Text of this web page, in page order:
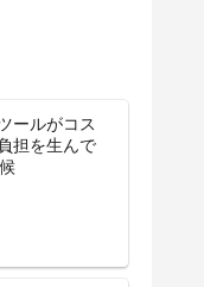
ールがコス
担を生んで